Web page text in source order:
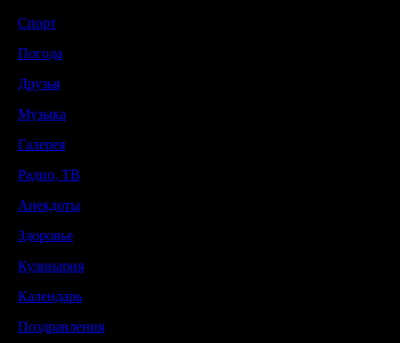
Спорт
Погода
Друзья
Музыка
Галерея
Радио, ТВ
Анекдоты
Здоровье
Кулинария
Календарь
Поздравления